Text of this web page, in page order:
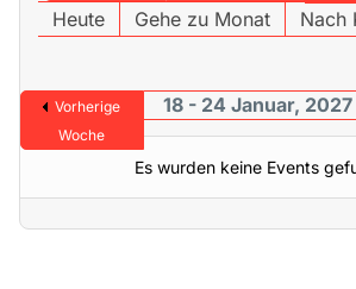
Heute
Gehe zu Monat Nach
Vorherige
Woche
18 - 24 Januar, 2027
Es wurden keine Events